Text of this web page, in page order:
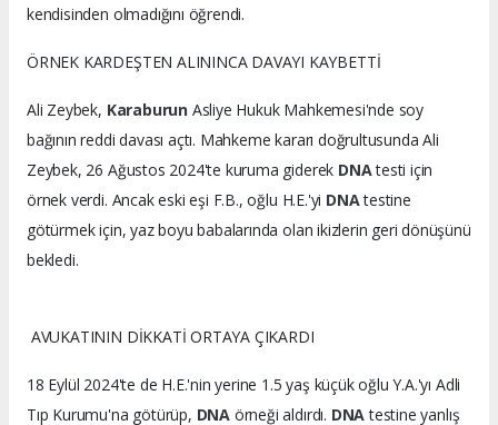
kendisinden olmadığını öğrendi.
ÖRNEK KARDEŞTEN ALININCA DAVAYI KAYBETTİ
Ali Zeybek, Karaburun Asliye Hukuk Mahkemesi'nde soy
bağının reddi davası açtı. Mahkeme kararı doğrultusunda Ali
Zeybek, 26 Ağustos 2024'te kuruma giderek DNAtesti için
örnek verdi. Ancak eski eşi F.B., oğlu H.E.'yi DNAtestine
götürmek için, yaz boyu babalarında olan ikizlerin geri dönüşünü
bekledi.
AVUKATININ DİKKATİ ORTAYA ÇIKARDI
18 Eylül 2024'te de H.E.'nin yerine 1.5 yaş küçük oğlu Y.A.'yı Adli
Tıp Kurumu'na götürüp, DNA örneği aldırdı. DNAtestine yanlış